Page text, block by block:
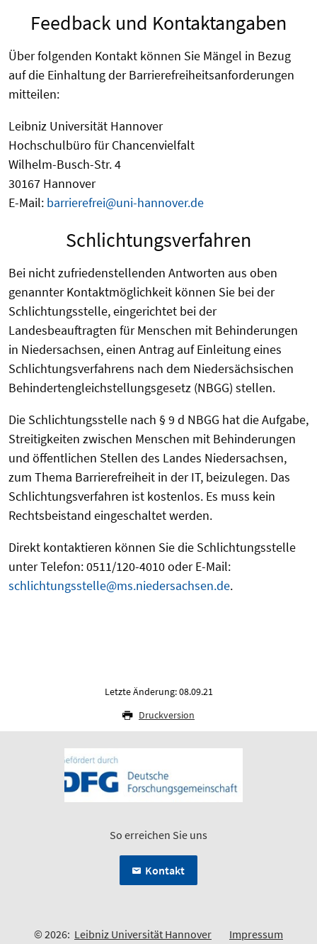
Feedback und Kontaktangaben
Über folgenden Kontakt können Sie Mängel in Bezug
auf die Einhaltung der Barrierefreiheitsanforderungen
mitteilen:
Leibniz Universität Hannover
Hochschulbüro für Chancenvielfalt
Wilhelm-Busch-Str. 4
30167 Hannover
E-Mail: barrierefrei@uni-hannover.de
Schlichtungsverfahren
Bei nicht zufriedenstellenden Antworten aus oben
genannter Kontaktmöglichkeit können Sie bei der
Schlichtungsstelle, eingerichtet bei der
Landesbeauftragten für Menschen mit Behinderungen
in Niedersachsen, einen Antrag auf Einleitung eines
Schlichtungsverfahrens nach dem Niedersächsischen
Behindertengleichstellungsgesetz (NBGG) stellen.
Die Schlichtungsstelle nach § 9 d NBGG hat die Aufgabe,
Streitigkeiten zwischen Menschen mit Behinderungen
und öffentlichen Stellen des Landes Niedersachsen,
zum Thema Barrierefreiheit in der IT, beizulegen. Das
Schlichtungsverfahren ist kostenlos. Es muss kein
Rechtsbeistand eingeschaltet werden.
Direkt kontaktieren können Sie die Schlichtungsstelle
unter Telefon: 0511/120-4010 oder E-Mail:
schlichtungsstelle@ms.niedersachsen.de.
Letzte Änderung: 08.09.21
Druckversion
So erreichen Sie uns
Kontakt
© 2026: Leibniz Universität Hannover Impressum